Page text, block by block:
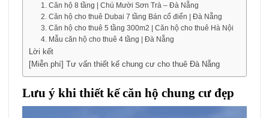
1. Căn hộ 8 tầng | Chú Mười Sơn Trà – Đà Nẵng
2. Căn hộ cho thuê Dubai 7 tầng Bán cổ điển | Đà Nẵng
3. Căn hộ cho thuê 5 tầng 300m2 | Căn hộ cho thuê Hà Nội
4. Mẫu căn hộ cho thuê 4 tầng | Đà Nẵng
Lời kết
[Miễn phí] Tư vấn thiết kế chung cư cho thuê Đà Nẵng
Lưu ý khi thiết kế căn hộ chung cư đẹp